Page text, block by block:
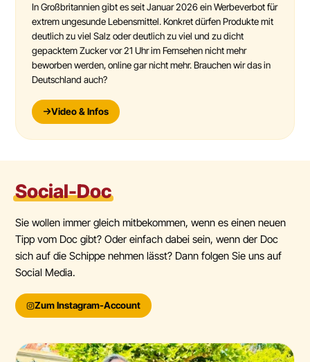
In Großbritannien gibt es seit Januar 2026 ein Werbeverbot für
extrem ungesunde Lebensmittel. Konkret dürfen Produkte mit
deutlich zu viel Salz oder deutlich zu viel und zu dicht
gepacktem Zucker vor 21 Uhr im Fernsehen nicht mehr
beworben werden, online gar nicht mehr. Brauchen wir das in
Deutschland auch?
Video & Infos
Social-Doc
Sie wollen immer gleich mitbekommen, wenn es einen neuen
Tipp vom Doc gibt? Oder einfach dabei sein, wenn der Doc
sich auf die Schippe nehmen lässt? Dann folgen Sie uns auf
Social Media.
Zum Instagram-Account